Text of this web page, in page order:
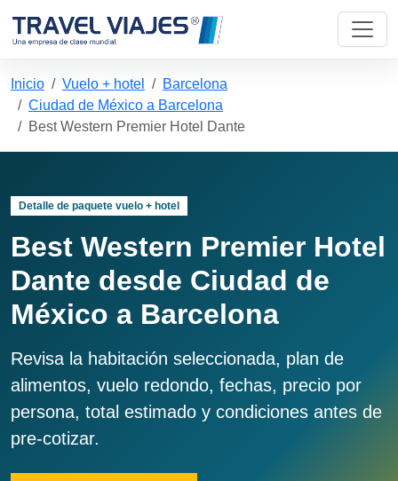
Inicio Vuelo + hotel
Barcelona
Ciudad de México a Barcelona
Best Western Premier Hotel Dante
Detalle de paquete vuelo + hotel
Best Western Premier Hotel
Dante desde Ciudad de
México a Barcelona
Revisa la habitación seleccionada, plan de
alimentos, vuelo redondo, fechas, precio por
persona, total estimado y condiciones antes de
pre-cotizar.